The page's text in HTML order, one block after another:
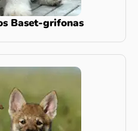
Baset-grifonas